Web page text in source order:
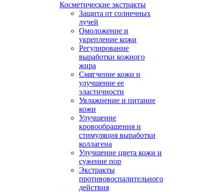
Косметические экстракты
Защита от солнечных
лучей
Омоложение и
укрепление кожи
Регулирование
выработки кожного
жира
Смягчение кожи и
улучшение ее
эластичности
Увлажнение и питание
кожи
Улучшение
кровообращения и
стимуляция выработки
коллагена
Улучшение цвета кожи и
сужение пор
Экстракты
противовоспалительного
действия